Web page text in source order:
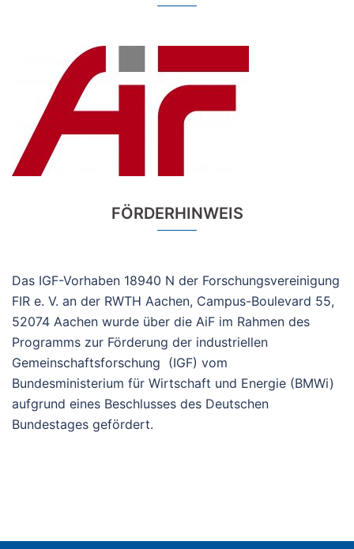
FÖRDERHINWEIS
Das IGF-Vorhaben 18940 N der Forschungsvereinigung
FIR e. V. an der RWTH Aachen, Campus-Boulevard 55,
52074 Aachen wurde über die AiF im Rahmen des
Programms zur Förderung der industriellen
Gemeinschaftsforschung (IGF) vom
Bundesministerium für Wirtschaft und Energie (BMWi)
aufgrund eines Beschlusses des Deutschen
Bundestages gefördert.